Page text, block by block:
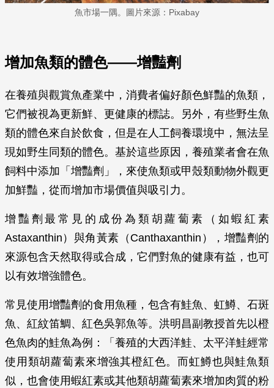
魚市場一隅。圖片來源：Pixabay
增加魚類的體色——增豔劑
在養殖與觀賞魚產業中，消費者偏好顏色鮮豔的魚類，
它們被視為更新鮮、更健康的標誌。另外，有些野生魚
類的體色來自於飲食，但是在人工飼養環境中，無法呈
現如野生同類的體色。基於這些原因，養殖業者會在魚
飼料中添加「增豔劑」，來使魚類或甲殼類動物外觀更
加鮮豔，從而增加市場價值與吸引力。
增豔劑最常見的成份為類胡蘿蔔素（如蝦紅素
Astaxanthin）與角黃素（Canthaxanthin），增豔劑的
來源包含天然取得或合成，它們對魚的健康有益，也可
以有效增強體色。
常見使用增豔劑的食用魚種，包含有鮭魚、虹鱒、石斑
魚、紅紋笛鯛、紅色吳郭魚等。洪明昌副教授首先以橙
色魚肉的鮭魚為例：「養殖的大西洋鮭、太平洋鮭經常
使用類胡蘿蔔素來增強其橙紅色。而虹鱒也與鮭魚類
似，也會使用蝦紅素或其他類胡蘿蔔素來增加肉質的粉